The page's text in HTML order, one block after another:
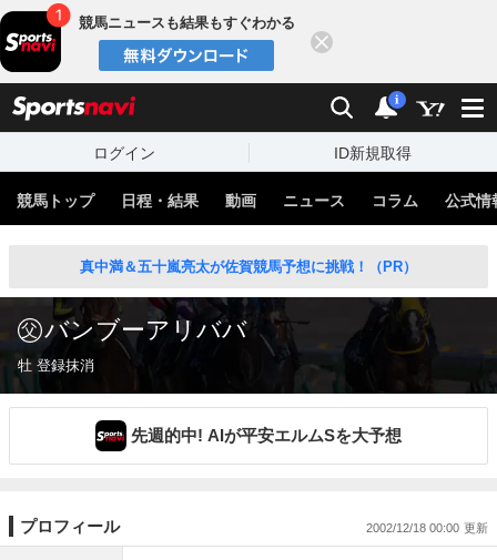
競馬ニュースも結果もすぐわかる
検索 通知
i
ログイン ID新規取得
競馬トップ 日程・結果 動画 ニュース コラム 公式情
真中満＆五十嵐亮太が佐賀競馬予想に挑戦！（PR）
バンブーアリババ
牡 登録抹消
先週的中! AIが平安エルムSを大予想
プロフィール 2002/12/18 00:00